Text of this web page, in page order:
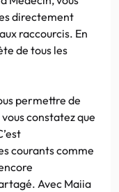
directement
raccourcis. En
de tous les
permettre de
constatez que
courants comme
Avec Maiia